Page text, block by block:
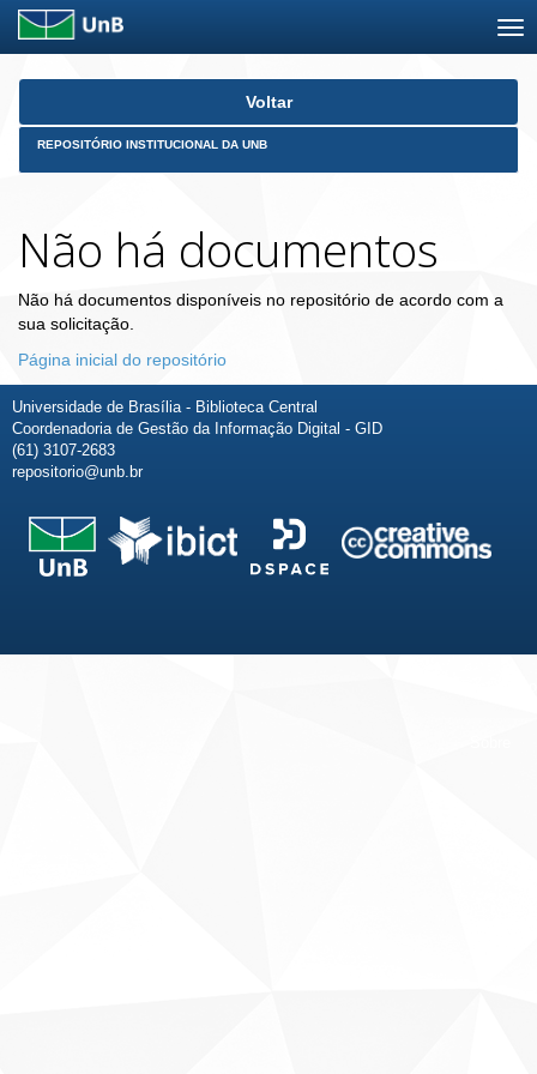
Skip
Voltar
REPOSITÓRIO INSTITUCIONAL DA UNB
Não há documentos
Não há documentos disponíveis no repositório de acordo com a
sua solicitação.
Página inicial do repositório
Universidade de Brasília - Biblioteca Central
Coordenadoria de Gestão da Informação Digital - GID
(61) 3107-2683
repositorio@unb.br